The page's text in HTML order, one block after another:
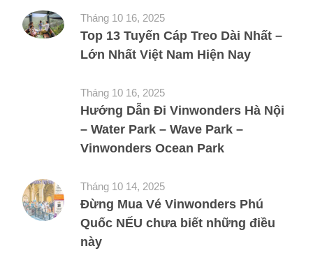
Tháng 10 16, 2025
Top 13 Tuyến Cáp Treo Dài Nhất –
Lớn Nhất Việt Nam Hiện Nay
Tháng 10 16, 2025
Hướng Dẫn Đi Vinwonders Hà Nội
– Water Park – Wave Park –
Vinwonders Ocean Park
Tháng 10 14, 2025
Đừng Mua Vé Vinwonders Phú
Quốc NẾU chưa biết những điều
này